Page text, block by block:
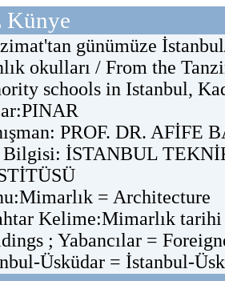
Künye
günümüze
okulları / From the
schools in Istanbul,
PROF. DR. AFİFE
Bilgisi: İSTANBUL
= Architecture
Kelime:Mimarlık
; Yabancılar =
Üsküdar = İstanbul-